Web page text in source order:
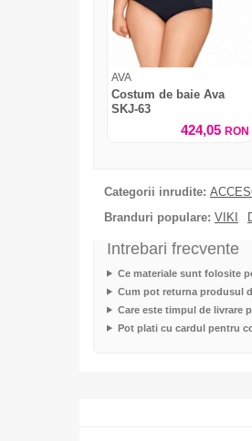
AVA
Costum de baie Ava
SKJ-63
424,05 RON
Categorii inrudite:
Branduri populare: VIKI
Intrebari frecvente
Ce materiale sunt folosite
Cum pot returna produsul
Care este timpul de livrare
Pot plati cu cardul pentru